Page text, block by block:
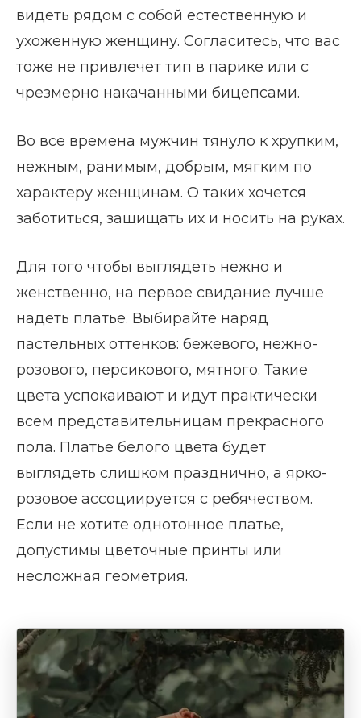
видеть рядом с собой естественную и
ухоженную женщину. Согласитесь, что вас
тоже не привлечет тип в парике или с
чрезмерно накачанными бицепсами.
Во все времена мужчин тянуло к хрупким,
нежным, ранимым, добрым, мягким по
характеру женщинам. О таких хочется
заботиться, защищать их и носить на руках.
Для того чтобы выглядеть нежно и
женственно, на первое свидание лучше
надеть платье. Выбирайте наряд
пастельных оттенков: бежевого, нежно-
розового, персикового, мятного. Такие
цвета успокаивают и идут практически
всем представительницам прекрасного
пола. Платье белого цвета будет
выглядеть слишком празднично, а ярко-
розовое ассоциируется с ребячеством.
Если не хотите однотонное платье,
допустимы цветочные принты или
несложная геометрия.